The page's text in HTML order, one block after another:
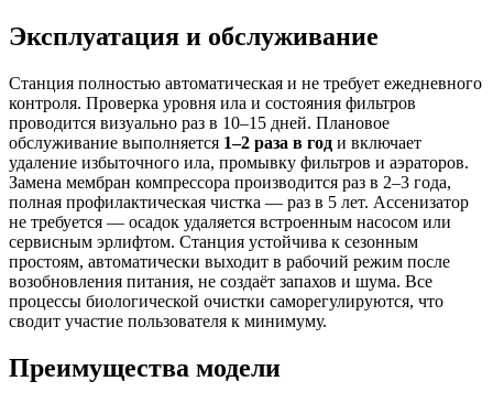
Эксплуатация и обслуживание
Станция полностью автоматическая и не требует ежедневного
контроля. Проверка уровня ила и состояния фильтров
проводится визуально раз в 10–15 дней. Плановое
обслуживание выполняется 1–2 раза в год и включает
удаление избыточного ила, промывку фильтров и аэраторов.
Замена мембран компрессора производится раз в 2–3 года,
полная профилактическая чистка — раз в 5 лет. Ассенизатор
не требуется — осадок удаляется встроенным насосом или
сервисным эрлифтом. Станция устойчива к сезонным
простоям, автоматически выходит в рабочий режим после
возобновления питания, не создаёт запахов и шума. Все
процессы биологической очистки саморегулируются, что
сводит участие пользователя к минимуму.
Преимущества модели